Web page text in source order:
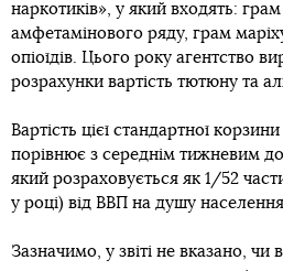
наркотиків», у який входять:
амфетамінового ряду, грам
опіоїдів. Цього року агентство
розрахунки вартість тютюну та
Вартість цієї стандартної
порівнює з середнім тижневим
який розраховується як 1/52
у році) від ВВП на душу населення
Зазначимо, у звіті не вказано,